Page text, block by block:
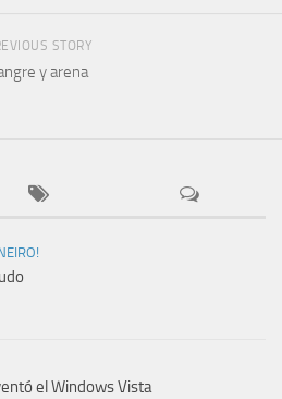
STORY
y arena
el Windows Vista